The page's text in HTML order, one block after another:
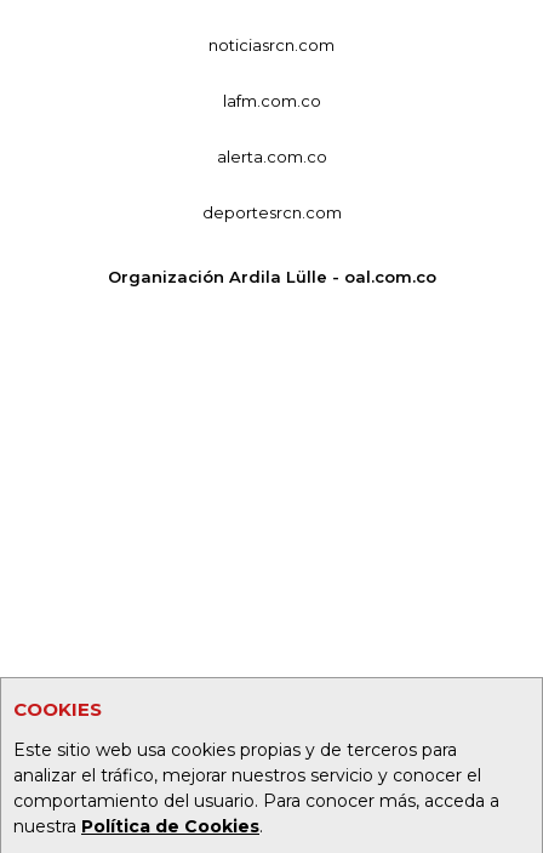
COOKIES
Este sitio web usa cookies propias y de terceros para
analizar el tráfico, mejorar nuestros servicio y conocer el
comportamiento del usuario. Para conocer más, acceda a
nuestra Política de Cookies.
noticiasrcn.com
lafm.com.co
alerta.com.co
deportesrcn.com
Organización Ardila Lülle - oal.com.co